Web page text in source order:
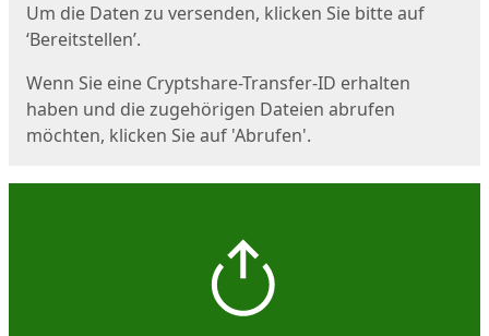
Um die Daten zu versenden, klicken Sie bitte auf
‘Bereitstellen’.
Wenn Sie eine Cryptshare-Transfer-ID erhalten
haben und die zugehörigen Dateien abrufen
möchten, klicken Sie auf 'Abrufen'.